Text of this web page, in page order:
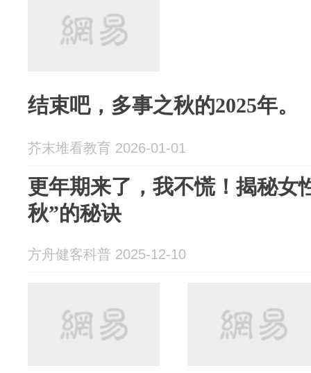
结束吧，多事之秋的2025年。
芥末堆看教育 2026-01-01
更年期来了，我不慌！揭秘女
秋”的秘诀
方舟健客科普 2025-12-10